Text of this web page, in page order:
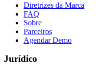
Diretrizes da Marca
FAQ
Sobre
Parceiros
Agendar Demo
Jurídico